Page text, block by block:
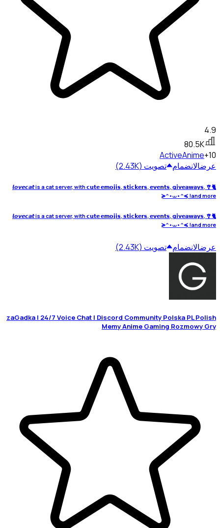
4.9
80.5K
ActiveAnime+10
عرضالانضمام تصويت (2.43K)
🐈🎐 𝙡𝙤𝙫𝙚𝙘𝙖𝙩 is a cat server, with 𝗰𝘂𝘁𝗲 𝗲𝗺𝗼𝗷𝗶𝘀, 𝘀𝘁𝗶𝗰𝗸𝗲𝗿𝘀, 𝗲𝘃𝗲𝗻𝘁𝘀, 𝗴𝗶𝘃𝗲𝗮𝘄𝗮𝘆𝘀,
and more! ≽^•⩊•^≼
🐈🎐 𝙡𝙤𝙫𝙚𝙘𝙖𝙩 is a cat server, with 𝗰𝘂𝘁𝗲 𝗲𝗺𝗼𝗷𝗶𝘀, 𝘀𝘁𝗶𝗰𝗸𝗲𝗿𝘀, 𝗲𝘃𝗲𝗻𝘁𝘀, 𝗴𝗶𝘃𝗲𝗮𝘄𝗮𝘆𝘀,
and more! ≽^•⩊•^≼
عرضالانضمام تصويت (2.43K)
zaGadka | 24/7 Voice Chat | Discord Community Polska PL Polish
Memy Anime Gaming Rozmowy Gry